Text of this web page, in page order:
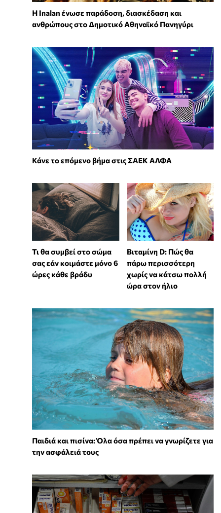
Η Inalan ένωσε παράδοση, διασκέδαση και
ανθρώπους στο Δημοτικό Αθηναϊκό Πανηγύρι
Κάνε το επόμενο βήμα στις ΣΑΕΚ ΑΛΦΑ
Τι θα συμβεί στο σώμα
σας εάν κοιμάστε μόνο 6
ώρες κάθε βράδυ
Βιταμίνη D: Πώς θα
πάρω περισσότερη
χωρίς να κάτσω πολλή
ώρα στον ήλιο
Παιδιά και πισίνα: Όλα όσα πρέπει να γνωρίζετε για
την ασφάλειά τους